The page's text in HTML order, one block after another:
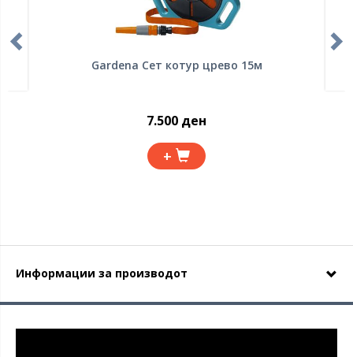
Gardena Сет котур црево 15м
7.500 ден
+
Информации за производот